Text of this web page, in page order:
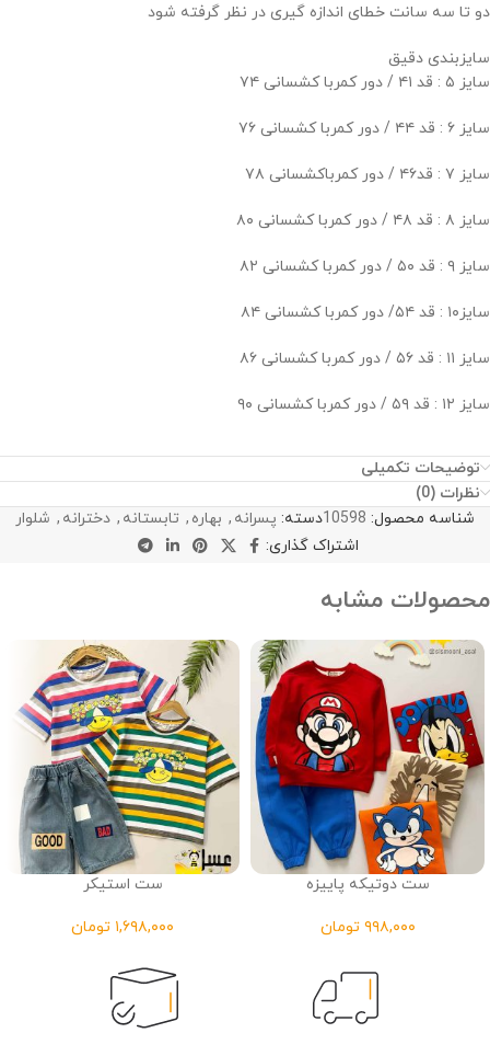
دو تا سه سانت خطای اندازه گیری در نظر گرفته شود
سایزبندی دقيق
سایز ۵ : قد ۴۱ / دور کمربا کشسانی ۷۴
سایز ۶ : قد ۴۴ / دور کمربا کشسانی ۷۶
سایز ۷ : قد۴۶ / دور کمرباکشسانی ۷۸
سایز ۸ : قد ۴۸ / دور کمربا کشسانی ۸۰
سایز ۹ : قد ۵۰ / دور کمربا کشسانی ۸۲
سایز۱۰ : قد ۵۴/ دور کمربا کشسانی ۸۴
سایز ۱۱ : قد ۵۶ / دور کمربا کشسانی ۸۶
سایز ۱۲ : قد ۵۹ / دور کمربا کشسانی ۹۰
توضیحات تکمیلی
نظرات (0)
شناسه محصول: 10598دسته: پسرانه , بهاره , تابستانه , دخترانه , شلوار
اشتراک گذاری:
محصولات مشابه
ست دوتیکه پاییزه
تومان
ست استیکر
تومان